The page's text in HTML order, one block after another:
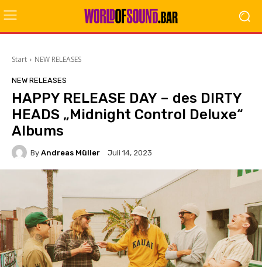
Start NEW RELEASES
NEW RELEASES
HAPPY RELEASE DAY – des DIRTY
HEADS „Midnight Control Deluxe“
Albums
By Andreas Müller Juli 14, 2023